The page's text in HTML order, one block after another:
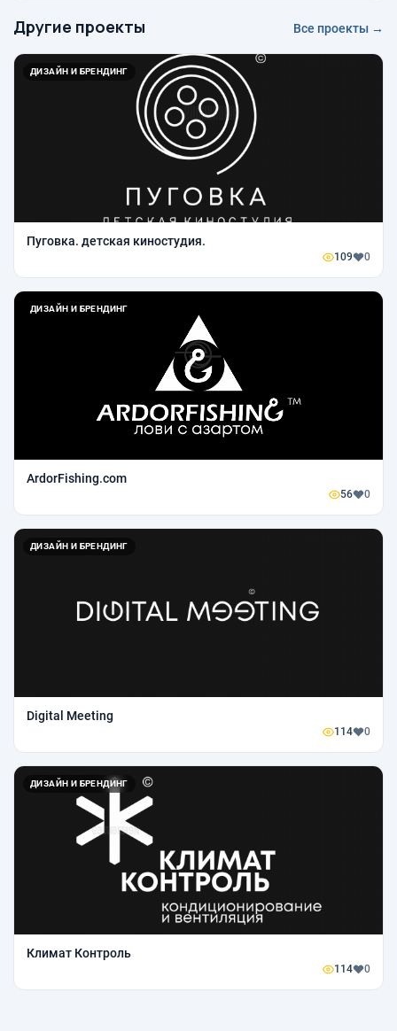
Другие проекты Все проекты →
ДИЗАЙН И БРЕНДИНГ
Пуговка. детская киностудия.
109 0
ДИЗАЙН И БРЕНДИНГ
ArdorFishing.com
56 0
ДИЗАЙН И БРЕНДИНГ
Digital Meeting
114 0
ДИЗАЙН И БРЕНДИНГ
Климат Контроль
114 0